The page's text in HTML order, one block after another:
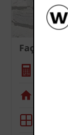
Façade
Appli